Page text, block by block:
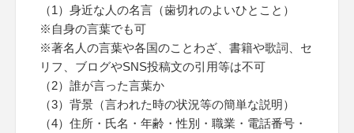
（1）身近な人の名言（歯切れのよいひとこと）
※自身の言葉でも可
※著名人の言葉や各国のことわざ、書籍や歌詞、セ
リフ、ブログやSNS投稿文の引用等は不可
（2）誰が言った言葉か
（3）背景（言われた時の状況等の簡単な説明）
（4）住所・氏名・年齢・性別・職業・電話番号・